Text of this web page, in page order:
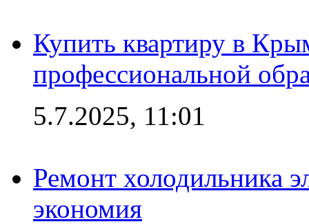
Купить квартиру в
профессиональной
5.7.2025, 11:01
Ремонт холодильника
экономия